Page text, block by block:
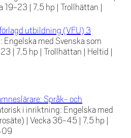
19-23 | 7,5 hp | Trollhättan |
utbildning (VFU) 3
med Svenska som
| 7,5 hp | Trollhättan | Heltid |
Språk- och
i inriktning: Engelska med
| Vecka 36-45 | 7,5 hp |